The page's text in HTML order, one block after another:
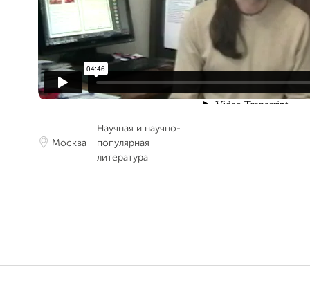
Москва
Научная и научно-
популярная
литература